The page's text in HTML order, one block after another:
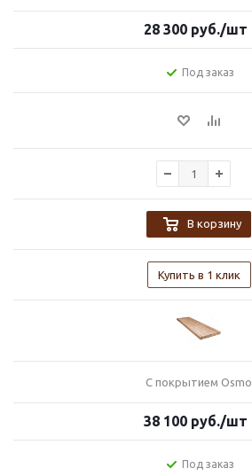
28 300 руб./шт
Под заказ
В корзину
Купить в 1 клик
С покрытием Osmo
38 100 руб./шт
Под заказ